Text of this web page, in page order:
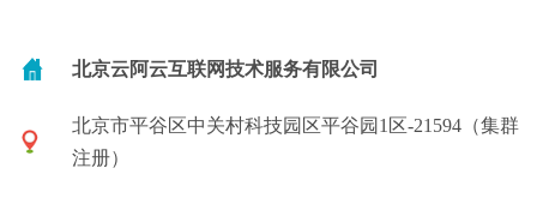
北京云阿云互联网技术服务有限公司
北京市平谷区中关村科技园区平谷园1区-21594（集群
注册）